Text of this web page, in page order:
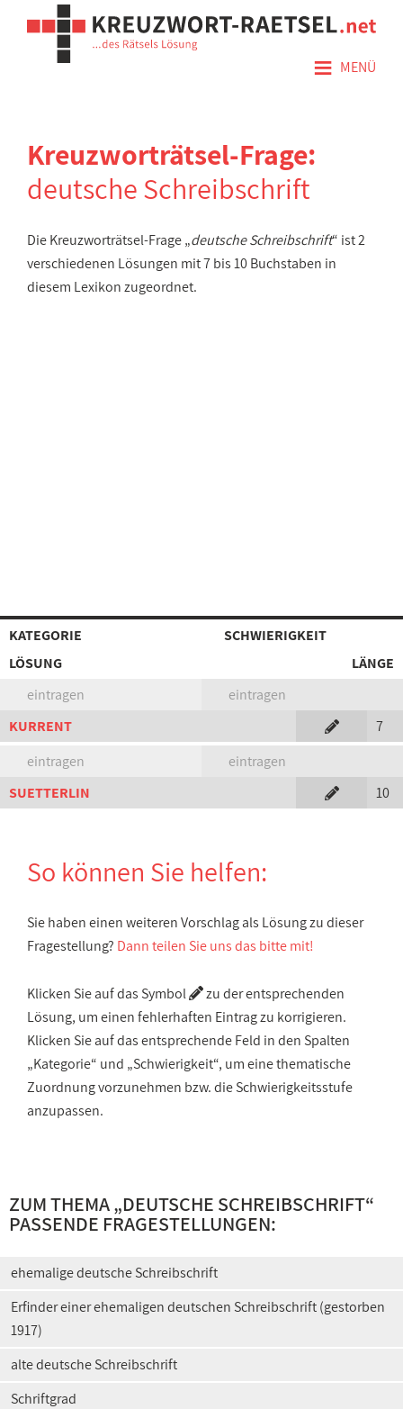
≡ MENÜ
Kreuzworträtsel-Frage:
deutsche Schreibschrift
Die Kreuzworträtsel-Frage „deutsche Schreibschrift“ ist 2
verschiedenen Lösungen mit 7 bis 10 Buchstaben in
diesem Lexikon zugeordnet.
KATEGORIE
SCHWIERIGKEIT
LÖSUNG
LÄNGE
eintragen
eintragen
KURRENT
7
eintragen
eintragen
SUETTERLIN
10
So können Sie helfen:
Sie haben einen weiteren Vorschlag als Lösung zu dieser
Fragestellung? Dann teilen Sie uns das bitte mit!
Klicken Sie auf das Symbol
zu der entsprechenden
Lösung, um einen fehlerhaften Eintrag zu korrigieren.
Klicken Sie auf das entsprechende Feld in den Spalten
„Kategorie“ und „Schwierigkeit“, um eine thematische
Zuordnung vorzunehmen bzw. die Schwierigkeitsstufe
anzupassen.
ZUM THEMA „DEUTSCHE SCHREIBSCHRIFT“
PASSENDE FRAGESTELLUNGEN:
ehemalige deutsche Schreibschrift
Erfinder einer ehemaligen deutschen Schreibschrift (gestorben
1917)
alte deutsche Schreibschrift
Schriftgrad